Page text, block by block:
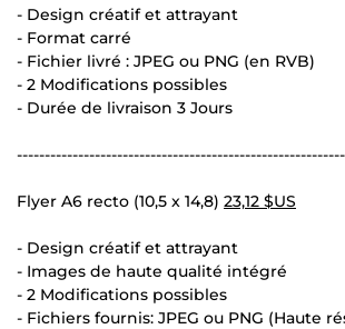
- Design créatif et attrayant
- Format carré
- Fichier livré : JPEG ou PNG (en RVB)
- 2 Modifications possibles
- Durée de livraison 3 Jours
Flyer A6 recto (10,5 x 14,8) 23,12 $US
- Design créatif et attrayant
- Images de haute qualité intégré
- 2 Modifications possibles
- Fichiers fournis: JPEG ou PNG (Haute